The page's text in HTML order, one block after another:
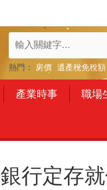
熱門： 房價 遺產稅免稅額
產業時事 職場
銀行定存